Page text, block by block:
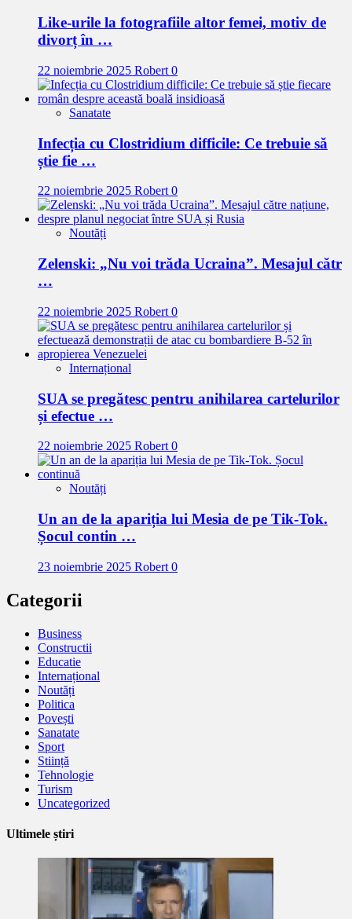
Like-urile la fotografiile altor femei, motiv de
divorț în …
22 noiembrie 2025 Robert 0
Sanatate
Infecția cu Clostridium difficile: Ce trebuie să
știe fie …
22 noiembrie 2025 Robert0
Noutăți
Zelenski: „Nu voi trăda Ucraina”. Mesajul cătr
…
22 noiembrie 2025 Robert 0
Internațional
SUA se pregătesc pentru anihilarea cartelurilor
și efectue …
22 noiembrie 2025 Robert 0
Noutăți
Un an de la apariția lui Mesia de pe Tik-Tok.
Șocul contin …
23 noiembrie 2025 Robert 0
Categorii
Business
Constructii
Educatie
Internațional
Noutăți
Politica
Povești
Sanatate
Sport
Stiință
Tehnologie
Turism
Uncategorized
Ultimele știri